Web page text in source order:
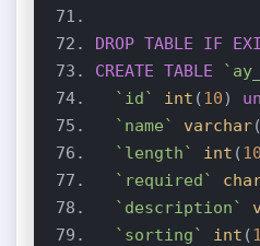
DROP TABLE IF
CREATE TABLE
`id`
int (10)
`name`
varchar(
`length`
int (10
`required`
`description`
`sorting`
int (